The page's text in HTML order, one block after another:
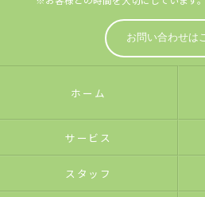
お問い合わせは
ホーム
サービス
スタッフ